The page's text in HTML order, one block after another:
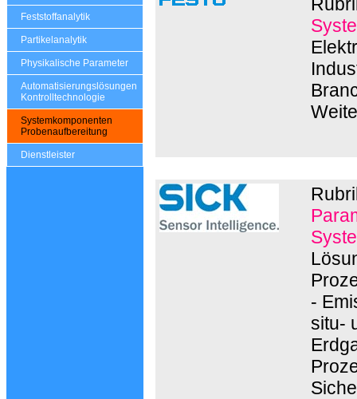
Feststoffanalytik
Partikelanalytik
Physikalische Parameter
Automatisierungslösungen
Kontrolltechnologie
Systemkomponenten
Probenaufbereitung
Dienstleister
-
situ-